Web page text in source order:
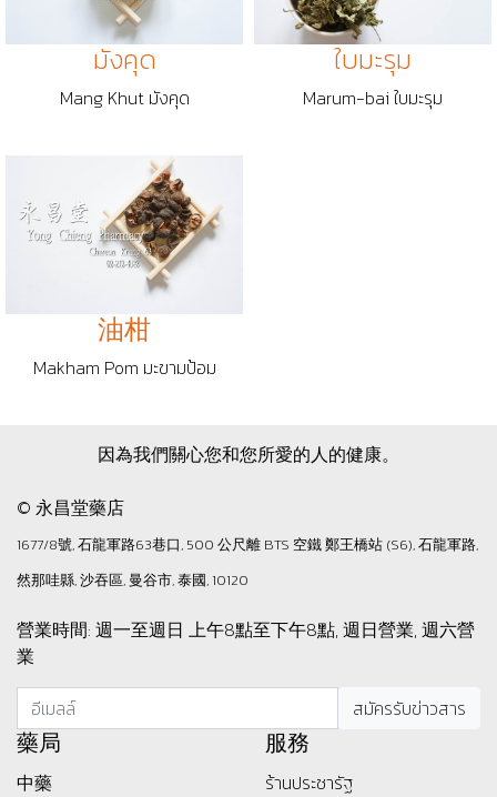
มังคุด
Mang Khut มังคุด
ใบมะรุม
Marum-bai ใบมะรุม
油柑
Makham Pom มะขามป้อม
因為我們關心您和您所愛的人的健康。
© 永昌堂藥店
1677/8號, 石龍軍路63巷口, 500 公尺離 BTS 空鐵 鄭王橋站 (S6), 石龍軍路,
然那哇縣, 沙吞區, 曼谷市, 泰國, 10120
營業時間: 週一至週日 上午8點至下午8點, 週日營業, 週六營
業
藥局
中藥
服務
ร้านประชารัฐ